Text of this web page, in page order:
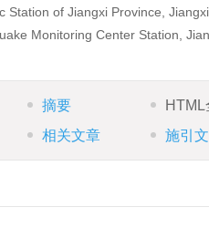
Station of Jiangxi Province,
Monitoring Center Station,
摘要 HTML
相关文章
施引